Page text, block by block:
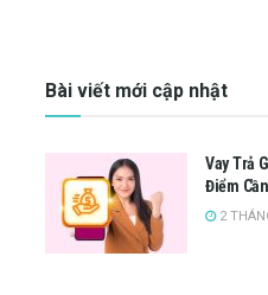
Bài viết mới cập nhật
Vay Trả
Điểm
2